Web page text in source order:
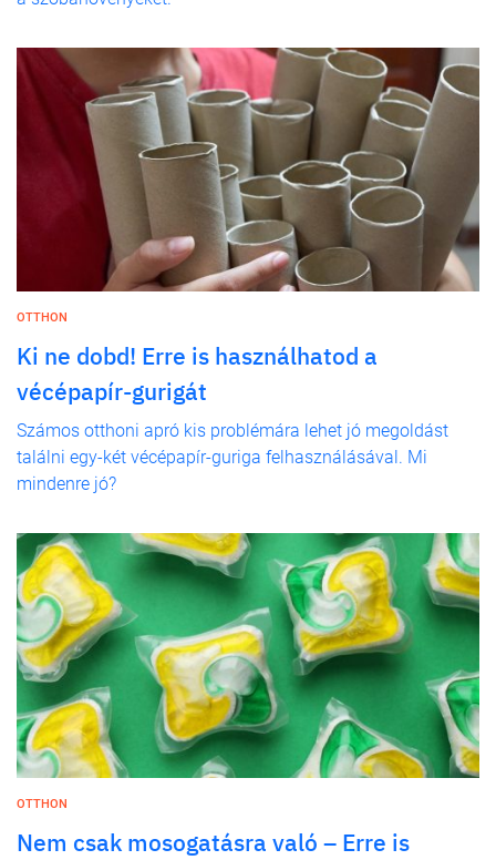
OTTHON
Ki ne dobd! Erre is használhatod a
vécépapír-gurigát
Számos otthoni apró kis problémára lehet jó megoldást
találni egy-két vécépapír-guriga felhasználásával. Mi
mindenre jó?
OTTHON
Nem csak mosogatásra való – Erre is